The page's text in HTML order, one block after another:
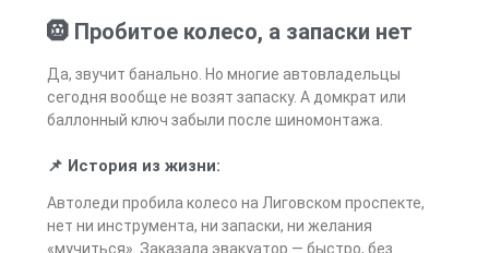
🛞 Пробитое колесо, а запаски нет
Да, звучит банально. Но многие автовладельцы
сегодня вообще не возят запаску. А домкрат или
баллонный ключ забыли после шиномонтажа.
📌 История из жизни:
Автоледи пробила колесо на Лиговском проспекте,
нет ни инструмента, ни запаски, ни желания
«мучиться». Заказала эвакуатор — быстро, без